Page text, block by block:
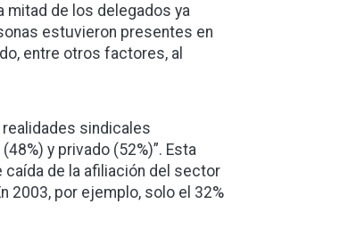
mitad de los delegados ya
estuvieron presentes en
entre otros factores, al
sindicales
y privado (52%)”. Esta
de la afiliación del sector
2003, por ejemplo, solo el 32%